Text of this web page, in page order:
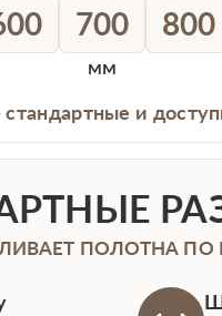
700 800
мм
стандартные и
ПОЛОТНА